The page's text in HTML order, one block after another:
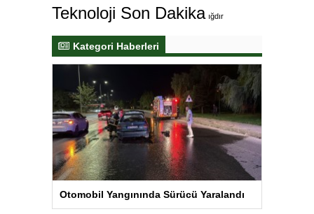
Teknoloji Son Dakika ığdır
Kategori Haberleri
Otomobil Yangınında Sürücü Yaralandı